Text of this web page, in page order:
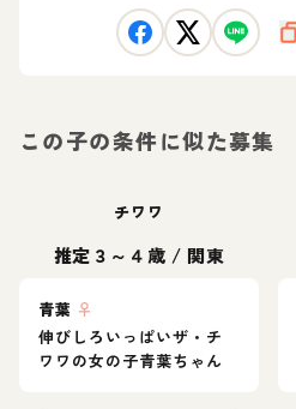
この子の条件に似た募集
チワワ
推定３～４歳 / 関東
青葉 ♀
伸びしろいっぱいザ・チ
ワワの女の子青葉ちゃん